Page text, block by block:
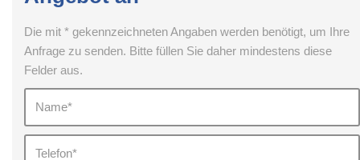
Die mit * gekennzeichneten Angaben werden benötigt, um Ihre
Anfrage zu senden. Bitte füllen Sie daher mindestens diese
Felder aus.